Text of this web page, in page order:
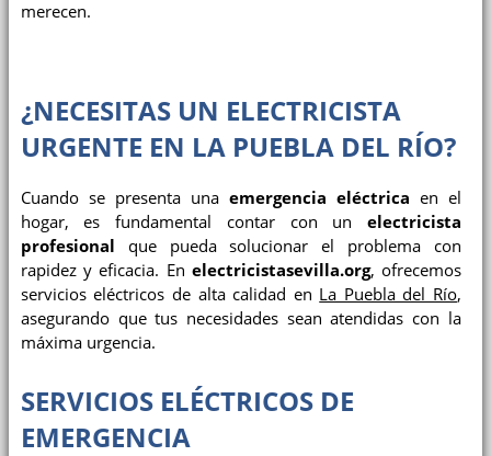
merecen.
¿NECESITAS UN ELECTRICISTA
URGENTE EN LA PUEBLA DEL RÍO?
Cuando se presenta una emergencia eléctrica en el
hogar, es fundamental contar con un electricista
profesional que pueda solucionar el problema con
rapidez y eficacia. En electricistasevilla.org, ofrecemos
servicios eléctricos de alta calidad en La Puebla del Río,
asegurando que tus necesidades sean atendidas con la
máxima urgencia.
SERVICIOS ELÉCTRICOS DE
EMERGENCIA